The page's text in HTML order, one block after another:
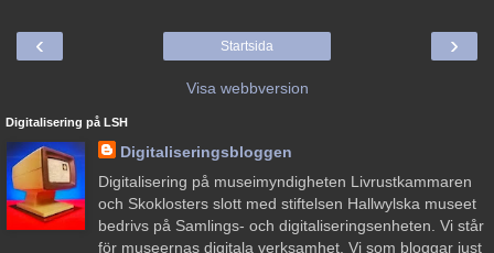
‹ ›
Startsida
Visa webbversion
Digitalisering på LSH
Digitaliseringsbloggen
Digitalisering på museimyndigheten Livrustkammaren
och Skoklosters slott med stiftelsen Hallwylska museet
bedrivs på Samlings- och digitaliseringsenheten. Vi står
för museernas digitala verksamhet. Vi som bloggar just